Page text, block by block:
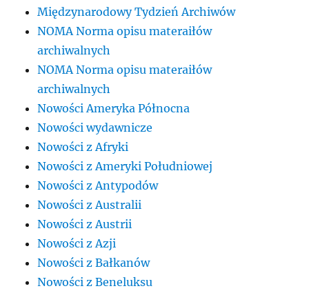
Międzynarodowy Tydzień Archiwów
NOMA Norma opisu materaiłów
archiwalnych
NOMA Norma opisu materaiłów
archiwalnych
Nowości Ameryka Północna
Nowości wydawnicze
Nowości z Afryki
Nowości z Ameryki Południowej
Nowości z Antypodów
Nowości z Australii
Nowości z Austrii
Nowości z Azji
Nowości z Bałkanów
Nowości z Beneluksu